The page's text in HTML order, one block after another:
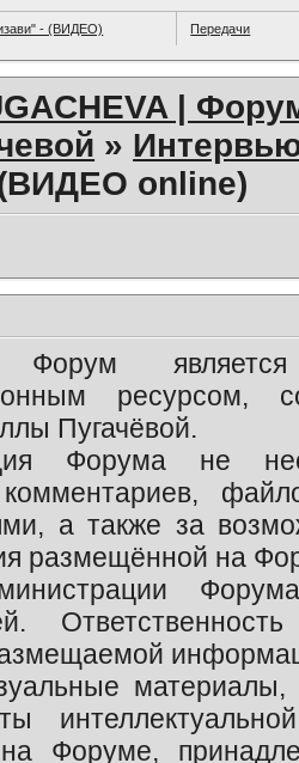
- (ВИДЕО) Передачи
|
»
online)
Форум является
ресурсом,
Пугачёвой.
Форума не
а также за
размещённой на
Форуме,